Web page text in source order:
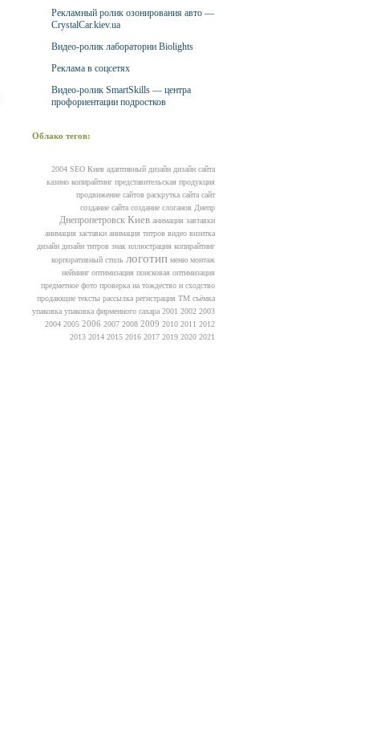
Рекламный ролик озонирования авто —
CrystalCar.kiev.ua
Видео-ролик лаборатории Biolights
Реклама в соцсетях
Видео-ролик SmartSkills — центра
профориентации подростков
Облако тегов:
2004 SEO Киев адаптивный дизайн дизайн сайта
казино копирайтинг представительская продукция
продвижение сайтов раскрутка сайта сайт
создание сайта создание слоганов Днепр
Днепропетровск Киев анимация завтавки
анимация заставки анимация титров видео визитка
дизайн дизайн титров знак иллюстрация копирайтинг
корпоративный стиль логотип меню монтаж
нейминг оптимизация поисковая оптимизация
предметное фото проверка на тождество и сходство
продающие тексты рассылка регистрация ТМ съёмка
упаковка упаковка фирменного сахара 2001 2002 2003
2004 2005 2006 2007 2008 2009 2010 2011 2012
2013 2014 2015 2016 2017 2019 2020 2021